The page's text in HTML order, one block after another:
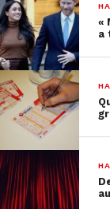
«
a